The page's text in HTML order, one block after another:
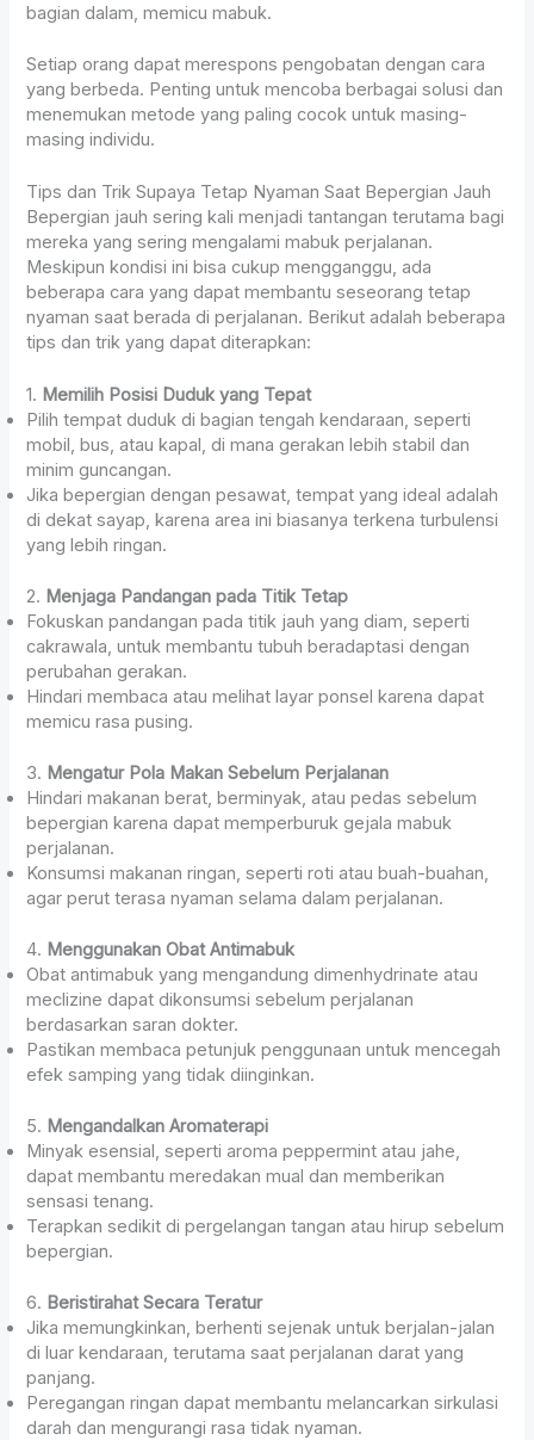
bagian dalam, memicu mabuk.
Setiap orang dapat merespons pengobatan dengan cara
yang berbeda. Penting untuk mencoba berbagai solusi dan
menemukan metode yang paling cocok untuk masing-
masing individu.
Tips dan Trik Supaya Tetap Nyaman Saat Bepergian Jauh
Bepergian jauh sering kali menjadi tantangan terutama bagi
mereka yang sering mengalami mabuk perjalanan.
Meskipun kondisi ini bisa cukup mengganggu, ada
beberapa cara yang dapat membantu seseorang tetap
nyaman saat berada di perjalanan. Berikut adalah beberapa
tips dan trik yang dapat diterapkan:
1. Memilih Posisi Duduk yang Tepat
Pilih tempat duduk di bagian tengah kendaraan, seperti
mobil, bus, atau kapal, di mana gerakan lebih stabil dan
minim guncangan.
Jika bepergian dengan pesawat, tempat yang ideal adalah
di dekat sayap, karena area ini biasanya terkena turbulensi
yang lebih ringan.
2. Menjaga Pandangan pada Titik Tetap
Fokuskan pandangan pada titik jauh yang diam, seperti
cakrawala, untuk membantu tubuh beradaptasi dengan
perubahan gerakan.
Hindari membaca atau melihat layar ponsel karena dapat
memicu rasa pusing.
3. Mengatur Pola Makan Sebelum Perjalanan
Hindari makanan berat, berminyak, atau pedas sebelum
bepergian karena dapat memperburuk gejala mabuk
perjalanan.
Konsumsi makanan ringan, seperti roti atau buah-buahan,
agar perut terasa nyaman selama dalam perjalanan.
4. Menggunakan Obat Antimabuk
Obat antimabuk yang mengandung dimenhydrinate atau
meclizine dapat dikonsumsi sebelum perjalanan
berdasarkan saran dokter.
Pastikan membaca petunjuk penggunaan untuk mencegah
efek samping yang tidak diinginkan.
5. Mengandalkan Aromaterapi
Minyak esensial, seperti aroma peppermint atau jahe,
dapat membantu meredakan mual dan memberikan
sensasi tenang.
Terapkan sedikit di pergelangan tangan atau hirup sebelum
bepergian.
6. Beristirahat Secara Teratur
Jika memungkinkan, berhenti sejenak untuk berjalan-jalan
di luar kendaraan, terutama saat perjalanan darat yang
panjang.
Peregangan ringan dapat membantu melancarkan sirkulasi
darah dan mengurangi rasa tidak nyaman.